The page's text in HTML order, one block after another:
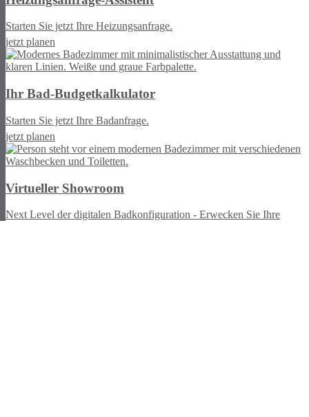
Starten Sie jetzt Ihre Heizungsanfrage.
jetzt planen
Ihr Bad-Budgetkalkulator
Starten Sie jetzt Ihre Badanfrage.
jetzt planen
Virtueller Showroom
Next Level der digitalen Badkonfiguration - Erwecken Sie Ihre